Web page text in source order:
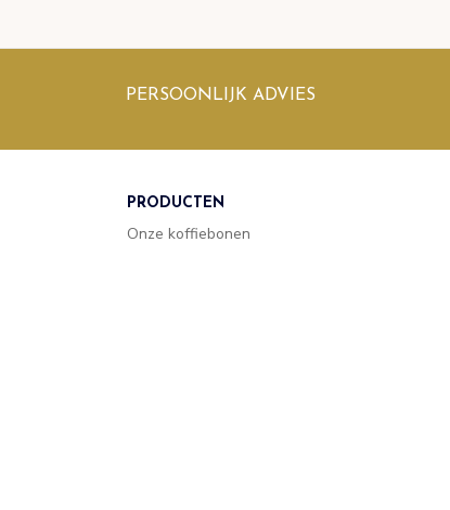
PERSOONLIJK ADVIES
PRODUCTEN
Onze koffiebonen